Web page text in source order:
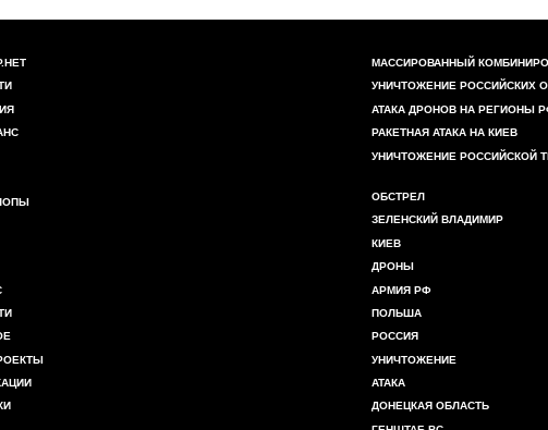
МАССИРОВАННЫЙ
УНИЧТОЖЕНИЕ РОССИЙСКИХ
АТАКА ДРОНОВ НА РЕГИОНЫ
РАКЕТНАЯ АТАКА НА КИЕВ
УНИЧТОЖЕНИЕ РОССИЙСКОЙ
ОБСТРЕЛ
ЗЕЛЕНСКИЙ ВЛАДИМИР
КИЕВ
ДРОНЫ
АРМИЯ РФ
ПОЛЬША
РОССИЯ
УНИЧТОЖЕНИЕ
АТАКА
ДОНЕЦКАЯ ОБЛАСТЬ